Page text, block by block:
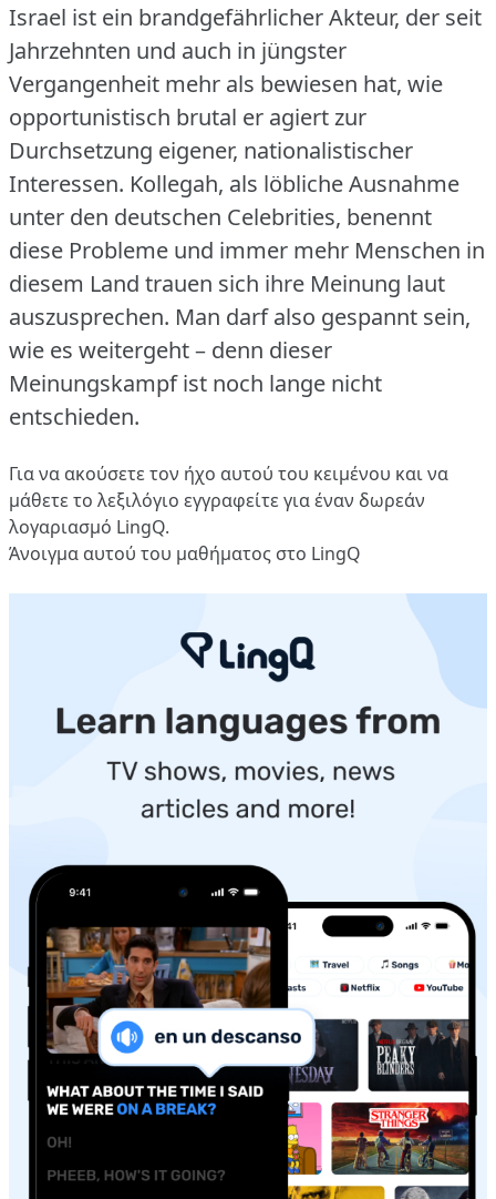
Israel ist ein brandgefährlicher Akteur, der seit
Jahrzehnten und auch in jüngster
Vergangenheit mehr als bewiesen hat, wie
opportunistisch brutal er agiert zur
Durchsetzung eigener, nationalistischer
Interessen. Kollegah, als löbliche Ausnahme
unter den deutschen Celebrities, benennt
diese Probleme und immer mehr Menschen in
diesem Land trauen sich ihre Meinung laut
auszusprechen. Man darf also gespannt sein,
wie es weitergeht – denn dieser
Meinungskampf ist noch lange nicht
entschieden.
Για να ακούσετε τον ήχο αυτού του κειμένου και να
μάθετε το λεξιλόγιο εγγραφείτε για έναν δωρεάν
λογαριασμό LingQ.
Άνοιγμα αυτού του μαθήματος στο LingQ